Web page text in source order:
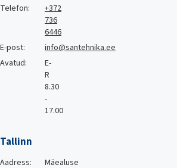
Telefon:
+372
736
6446
E-post:
info@santehnika.ee
Avatud:
E-
R
8.30
-
17.00
Tallinn
Aadress: Mäealuse